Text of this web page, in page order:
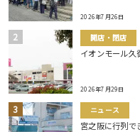
2026年7月26日
開店・閉店
イオンモール久
2026年7月29日
ニュース
宮之阪に行列で